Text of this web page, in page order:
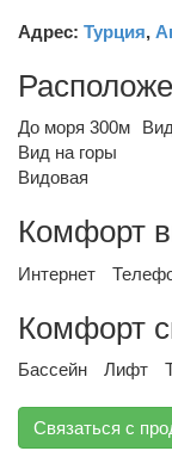
Адрес: Турция,
До моря 300м
Вид на горы
Видовая
Комфорт
Интернет
Комфорт
Бассейн Лифт
Связаться с